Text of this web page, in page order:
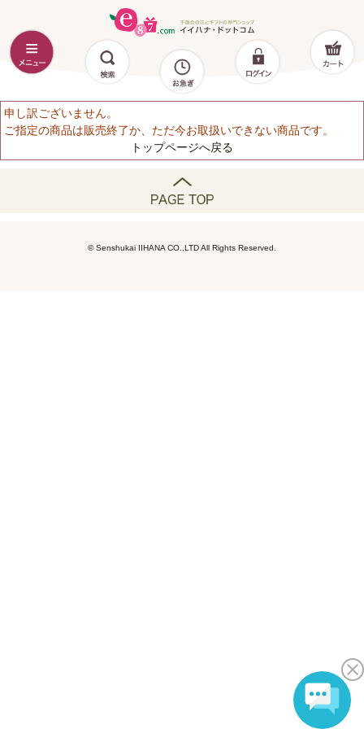
申し訳ございません。
ご指定の商品は販売終了か、ただ今お取扱いできない商品です。
トップページへ戻る
© Senshukai IIHANA CO.,LTD All Rights Reserved.